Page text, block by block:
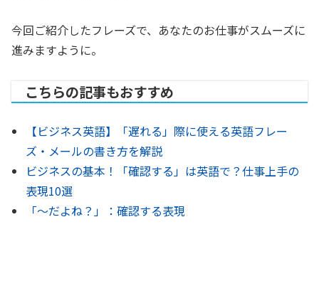
今回ご紹介したフレーズで、あなたのお仕事がスムーズに
進みますように。
こちらの記事もおすすめ
【ビジネス英語】「遅れる」際に使える英語フレー
ズ・メールの書き方を解説
ビジネスの基本！「確認する」は英語で？仕事上手の
表現10選
「～だよね？」：確認する表現